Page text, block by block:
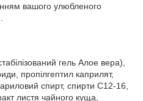
вашого улюбленого
гель Алое вера),
пропілгептил каприлят,
спирт, спирти С12-16,
листя чайного куща,